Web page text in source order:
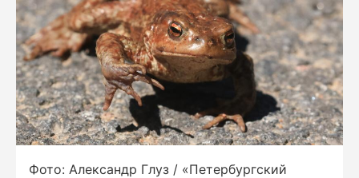
Фото: Александр Глуз / «Петербургский